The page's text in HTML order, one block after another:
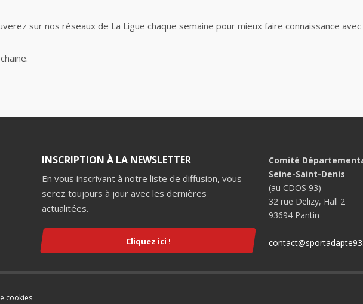
sur nos réseaux de La Ligue chaque semaine pour mieux faire connaissance
INSCRIPTION À LA NEWSLETTER
En vous inscrivant à notre liste de diffusion, vous
serez toujours à jour avec les dernières
actualitées.
Cliquez ici !
Comité
Seine-Saint-Denis
(au CDOS 93)
32 rue Delizy, Hall 2
93694 Pantin
cookies